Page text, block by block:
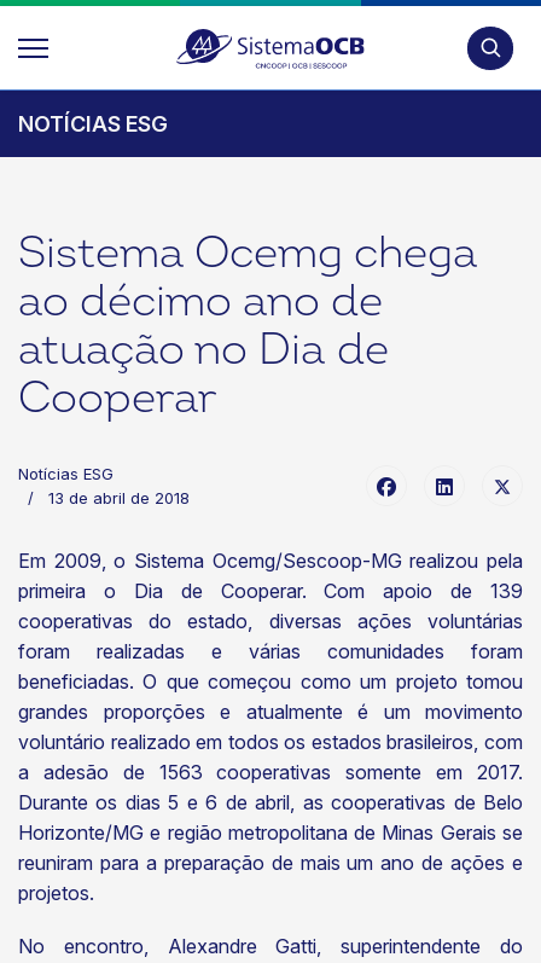
NOTÍCIAS ESG
Sistema Ocemg chega
ao décimo ano de
atuação no Dia de
Cooperar
Notícias ESG
13 de abril de 2018
Em 2009, o Sistema Ocemg/Sescoop-MG realizou pela
primeira o Dia de Cooperar. Com apoio de 139
cooperativas do estado, diversas ações voluntárias
foram realizadas e várias comunidades foram
beneficiadas. O que começou como um projeto tomou
grandes proporções e atualmente é um movimento
voluntário realizado em todos os estados brasileiros, com
a adesão de 1563 cooperativas somente em 2017.
Durante os dias 5 e 6 de abril, as cooperativas de Belo
Horizonte/MG e região metropolitana de Minas Gerais se
reuniram para a preparação de mais um ano de ações e
projetos.
No encontro, Alexandre Gatti, superintendente do